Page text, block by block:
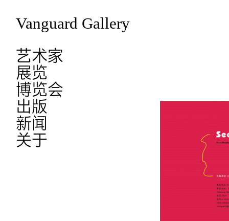
Vanguard Gallery
艺术家
展览
博览会
出版
新闻
关于